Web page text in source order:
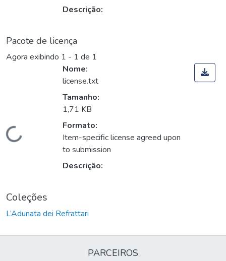
Descrição:
Pacote de licença
Agora exibindo 1 - 1 de 1
Carregando...
Nome:
license.txt
Tamanho:
1,71 KB
Formato:
Item-specific license agreed upon
to submission
Descrição:
Coleções
L’Adunata dei Refrattari
PARCEIROS